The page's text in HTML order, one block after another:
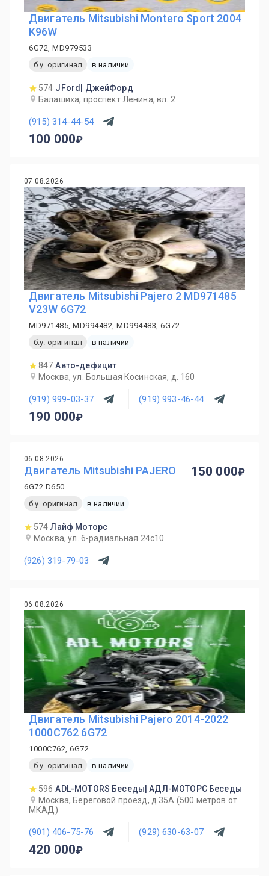
Двигатель Mitsubishi Montero Sport 2004
K96W
6G72, MD979533
б.у. оригинал
в наличии
574 JFord| ДжейФорд
Балашиха, проспект Ленина, вл. 2
(915) 314-44-54
100 000
07.08.2026
Двигатель Mitsubishi Pajero 2 MD971485
V23W 6G72
MD971485, MD994482, MD994483, 6G72
б.у. оригинал
в наличии
847 Авто-дефицит
Москва, ул. Большая Косинская, д. 160
(919) 999-03-37 (919) 993-46-44
190 000
06.08.2026
Двигатель Mitsubishi PAJERO
6G72 D650
б.у. оригинал
в наличии
574 Лайф Моторс
Москва, ул. 6-радиальная 24с10
(926) 319-79-03
150 000
06.08.2026
Двигатель Mitsubishi Pajero 2014-2022
1000C762 6G72
1000C762, 6G72
б.у. оригинал
в наличии
596 ADL-MOTORS Беседы| АДЛ-МОТОРС Беседы
Москва, Береговой проезд, д.35А (500 метров от
МКАД)
(901) 406-75-76 (929) 630-63-07
420 000